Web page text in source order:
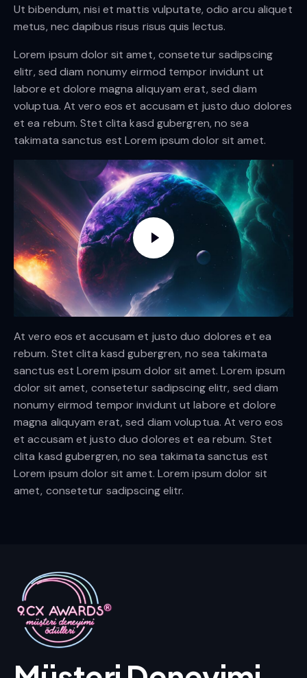
Ut bibendum, nisi et mattis vulputate, odio arcu aliquet
metus, nec dapibus risus risus quis lectus.
Lorem ipsum dolor sit amet, consetetur sadipscing
elitr, sed diam nonumy eirmod tempor invidunt ut
labore et dolore magna aliquyam erat, sed diam
voluptua. At vero eos et accusam et justo duo dolores
et ea rebum. Stet clita kasd gubergren, no sea
takimata sanctus est Lorem ipsum dolor sit amet.
At vero eos et accusam et justo duo dolores et ea
rebum. Stet clita kasd gubergren, no sea takimata
sanctus est Lorem ipsum dolor sit amet. Lorem ipsum
dolor sit amet, consetetur sadipscing elitr, sed diam
nonumy eirmod tempor invidunt ut labore et dolore
magna aliquyam erat, sed diam voluptua. At vero eos
et accusam et justo duo dolores et ea rebum. Stet
clita kasd gubergren, no sea takimata sanctus est
Lorem ipsum dolor sit amet. Lorem ipsum dolor sit
amet, consetetur sadipscing elitr.